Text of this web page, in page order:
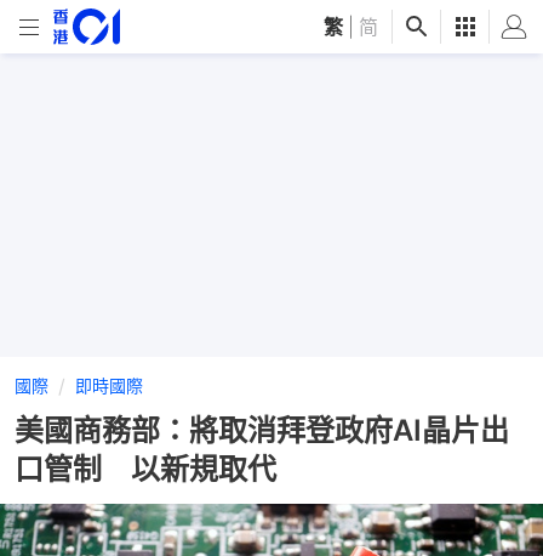
繁 简
國際 即時國際
美國商務部：將取消拜登政府AI晶片出
口管制 以新規取代